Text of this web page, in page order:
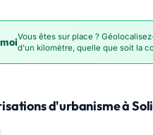
Vous êtes sur place ?
d'un kilomètre, quelle que soit la
d'urbanisme à